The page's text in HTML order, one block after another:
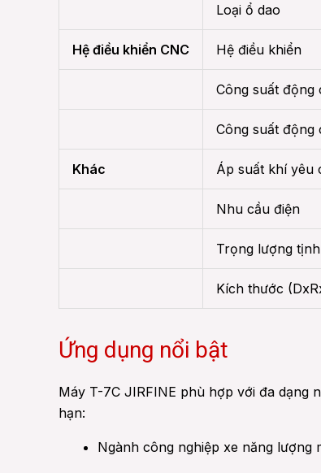
Loại ổ dao
Hệ điều khiển CNC Hệ điều khiển
Công suất
Công suất động
Khác Áp suất khí yêu
Nhu cầu điện
Trọng lượng tịnh
Kích thước
Ứng dụng nổi bật
Máy T-7C JIRFINE phù hợp với đa dạng
hạn:
Ngành công nghiệp xe năng lượng